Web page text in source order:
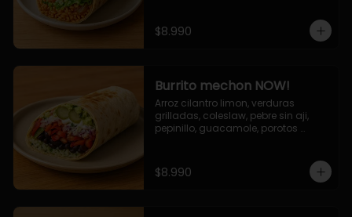
$8.990
Burrito mechon NOW!
Arroz cilantro limon, verduras
grilladas, coleslaw, pebre sin aji,
pepinillo, guacamole, porotos
$8.990